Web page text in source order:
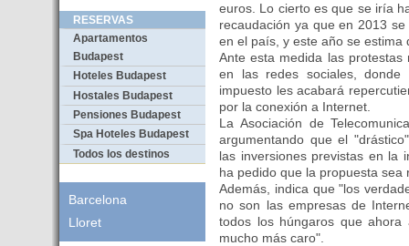
RESERVAS
Apartamentos
Budapest
Hoteles Budapest
Hostales Budapest
Pensiones Budapest
Spa Hoteles Budapest
Todos los destinos
Barcelona
Lloret
euros. Lo cierto es que se iría
recaudación ya que en 2013
en el país, y este año se
Ante esta medida las
en las redes sociales,
impuesto les acabará
por la conexión a Internet.
La Asociación de
argumentando que el
las inversiones previstas en la
ha pedido que la propuesta sea
Además, indica que "los
no son las empresas de
todos los húngaros que ahora
mucho más caro".